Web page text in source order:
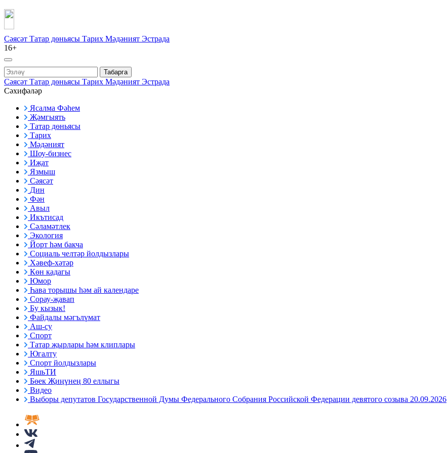
Сәясәт Татар дөньясы Тарих Мәдәният Эстрада
16+
Табарга
Сәясәт Татар дөньясы Тарих Мәдәният Эстрада
Сәхифәләр
Ясалма Фәһем
Җәмгыять
Татар дөньясы
Тарих
Мәдәният
Шоу-бизнес
Иҗат
Язмыш
Сәясәт
Дин
Фән
Авыл
Икътисад
Сәламәтлек
Экология
Йорт һәм бакча
Социаль челтәр йолдызлары
Хәвеф-хәтәр
Көн кадагы
Юмор
Һава торышы һәм ай календаре
Сорау-җавап
Бу кызык!
Файдалы мәгълүмат
Аш-су
Спорт
Татар җырлары һәм клиплары
Югалту
Спорт йолдызлары
ЯшьТИ
Бөек Җиңүнең 80 еллыгы
Видео
Выборы депутатов Государственной Думы Федерального Собрания Российской Федерации девятого созыва 20.09.2026